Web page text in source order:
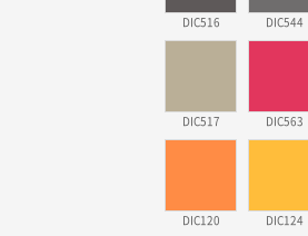
DIC516 DIC544
DIC517 DIC563
DIC120 DIC124